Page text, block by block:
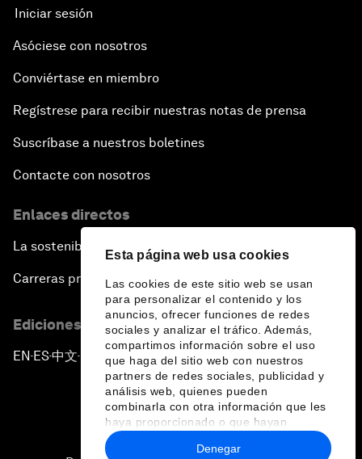
Esta página web usa cookies
Las cookies de este sitio web se usan
para personalizar el contenido y los
anuncios, ofrecer funciones de redes
sociales y analizar el tráfico. Además,
compartimos información sobre el uso
que haga del sitio web con nuestros
partners de redes sociales, publicidad y
análisis web, quienes pueden
combinarla con otra información que les
haya proporcionado o que hayan
recopilado a partir del uso que haya
hecho de sus servicios.
Denegar
Iniciar sesión
Asóciese con nosotros
Conviértase en miembro
Regístrese para recibir nuestras notas de prensa
Suscríbase a nuestros boletines
Contacte con nosotros
Enlaces directos
La sostenibilidad en el Foro
Carreras profesionales
Ediciones en otros idiomas
EN ▪ES▪中文▪ 日本語